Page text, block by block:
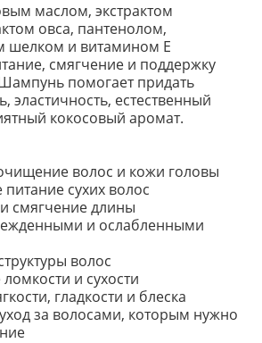
маслом, экстрактом
овса, пантенолом,
шелком и витамином Е
смягчение и поддержку
помогает придать
эластичность, естественный
кокосовый аромат.
волос и кожи головы
сухих волос
смягчение длины
и ослабленными
волос
и сухости
гладкости и блеска
за волосами, которым нужно